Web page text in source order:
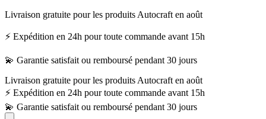
Livraison gratuite pour les produits Autocraft en août
⚡ Expédition en 24h pour toute commande avant 15h
💫 Garantie satisfait ou remboursé pendant 30 jours
Livraison gratuite pour les produits Autocraft en août
⚡ Expédition en 24h pour toute commande avant 15h
💫 Garantie satisfait ou remboursé pendant 30 jours